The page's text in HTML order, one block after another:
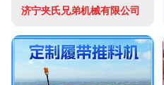
济宁夹氏兄弟机械有限公司